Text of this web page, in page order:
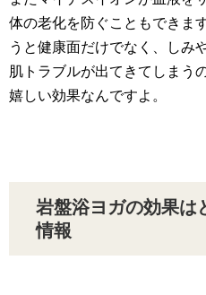
体の老化を防ぐこともできま
うと健康面だけでなく、しみ
肌トラブルが出てきてしまう
嬉しい効果なんですよ。
岩盤浴ヨガの効果は
情報